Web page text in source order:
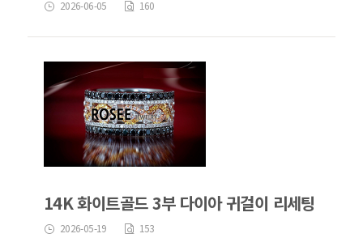
2026-06-05 160
14K 화이트골드 3부 다이아 귀걸이 리세팅
2026-05-19 153